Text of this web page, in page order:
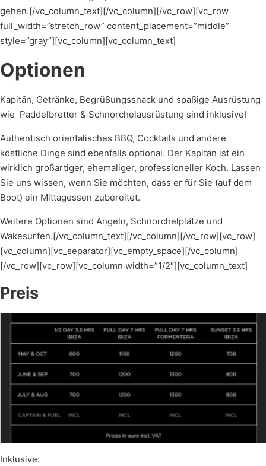
gehen.[/vc_column_text][/vc_column][/vc_row][vc_row
full_width=”stretch_row” content_placement=”middle”
style=”gray”][vc_column][vc_column_text]
Optionen
Kapitän, Getränke, Begrüßungssnack und spaßige Ausrüstung
wie Paddelbretter & Schnorchelausrüstung sind inklusive!
Authentisch orientalisches BBQ, Cocktails und andere
köstliche Dinge sind ebenfalls optional. Der Kapitän ist ein
wirklich großartiger, ehemaliger, professioneller Koch. Lassen
Sie uns wissen, wenn Sie möchten, dass er für Sie (auf dem
Boot) ein Mittagessen zubereitet.
Weitere Optionen sind Angeln, Schnorchelplätze und
Wakesurfen.[/vc_column_text][/vc_column][/vc_row][vc_row]
[vc_column][vc_separator][vc_empty_space][/vc_column]
[/vc_row][vc_row][vc_column width=”1/2″][vc_column_text]
Preis
Inklusive: